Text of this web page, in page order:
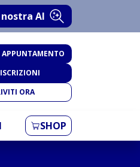
AI
ORA
SHOP